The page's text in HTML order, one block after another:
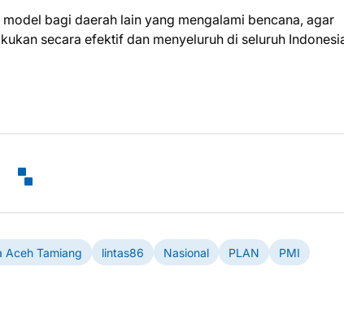
bagi daerah lain yang mengalami bencana, agar
secara efektif dan menyeluruh di seluruh
Aceh Tamiang lintas86 Nasional PLAN
PMI